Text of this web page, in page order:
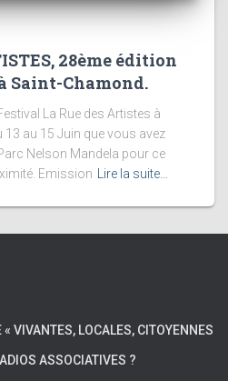
28ème édition
Saint-Chamond.
La Rue des Artistes à
13 au 15 Juin que vous avez
Nelson Mandela pour ce
Emission
Lire la suite…
« VIVANTES, LOCALES, CITOYENNES
ASSOCIATIVES ?